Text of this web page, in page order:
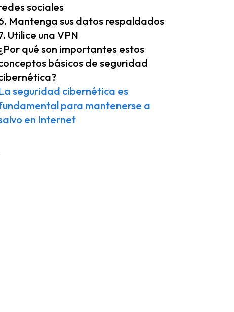
sociales
Mantenga sus datos respaldados
Utilice una VPN
qué son importantes estos
básicos de seguridad
seguridad cibernética es
para mantenerse a
en Internet